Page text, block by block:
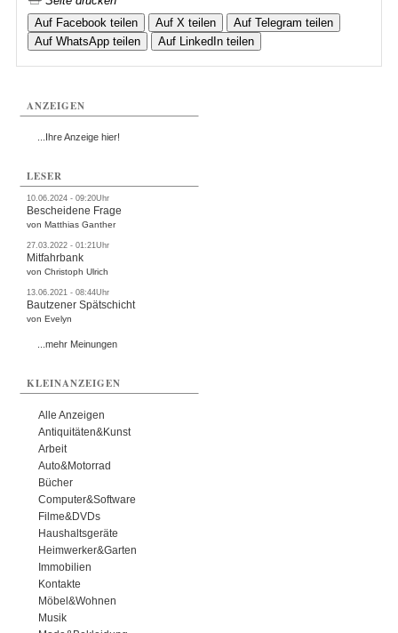
Auf Facebook teilen
Auf X teilen
Auf Telegram teilen
Auf WhatsApp teilen
Auf LinkedIn teilen
ANZEIGEN
...Ihre Anzeige hier!
LESER
10.06.2024 - 09:20Uhr
Bescheidene Frage
von Matthias Ganther
27.03.2022 - 01:21Uhr
Mitfahrbank
von Christoph Ulrich
13.06.2021 - 08:44Uhr
Bautzener Spätschicht
von Evelyn
...mehr Meinungen
KLEINANZEIGEN
Alle Anzeigen
Antiquitäten&Kunst
Arbeit
Auto&Motorrad
Bücher
Computer&Software
Filme&DVDs
Haushaltsgeräte
Heimwerker&Garten
Immobilien
Kontakte
Möbel&Wohnen
Musik